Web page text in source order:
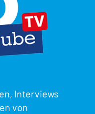
Interviews
von